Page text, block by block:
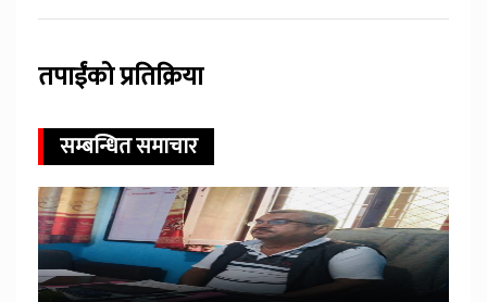
तपाईंको प्रतिक्रिया
सम्बन्धित समाचार